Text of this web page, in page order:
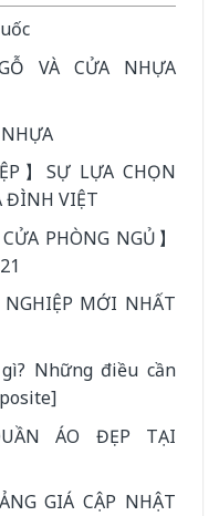
VÀ CỬA NHỰA
】SỰ LỰA CHỌN
ĐÌNH VIỆT
PHÒNG NGỦ】
NGHIỆP MỚI NHẤT
Những điều cần
ÁO ĐẸP TẠI
GIÁ CẬP NHẬT